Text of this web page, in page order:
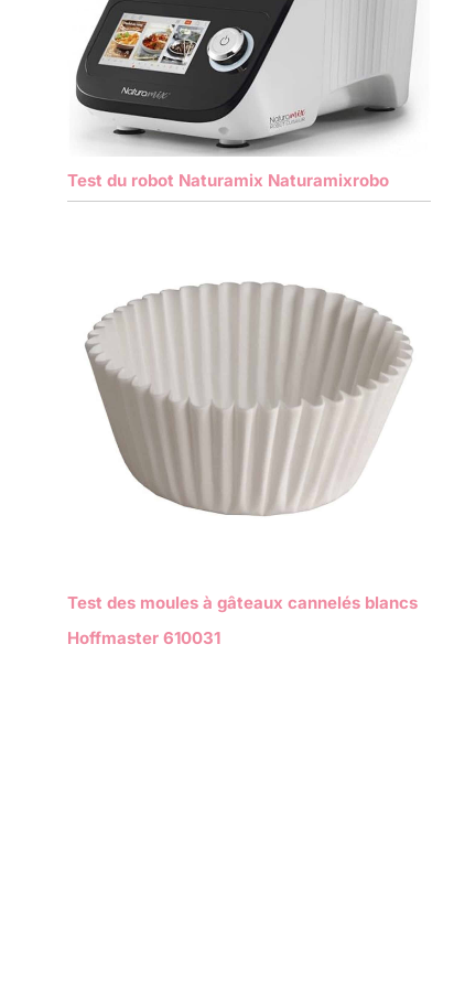
Test du robot Naturamix Naturamixrobo
Test des moules à gâteaux cannelés blancs
Hoffmaster 610031